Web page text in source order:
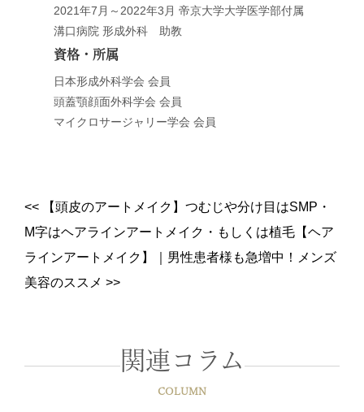
2021年7月～2022年3月 帝京大学大学医学部付属
溝口病院 形成外科 助教
資格・所属
日本形成外科学会 会員
頭蓋顎顔面外科学会 会員
マイクロサージャリー学会 会員
<<【頭皮のアートメイク】つむじや分け目はSMP・
M字はヘアラインアートメイク・もしくは植毛【ヘア
ラインアートメイク】
男性患者様も急増中！メンズ
美容のススメ >>
関連コラム
COLUMN